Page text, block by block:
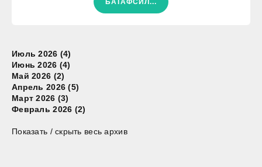
Июль 2026 (4)
Июнь 2026 (4)
Май 2026 (2)
Апрель 2026 (5)
Март 2026 (3)
Февраль 2026 (2)
Показать / скрыть весь архив